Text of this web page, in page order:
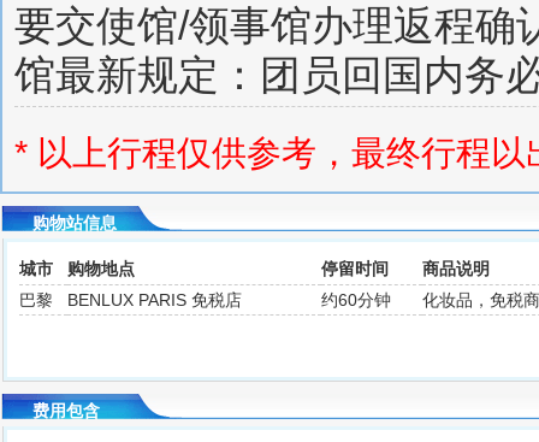
要交使馆/领事馆办理返程确
馆最新规定：团员回国内务
* 以上行程仅供参考，最终行程以
购物站信息
城市 购物地点 停留时间
商品说明
巴黎
BENLUX PARIS 免税店 约60分钟 化妆品，免税
费用包含